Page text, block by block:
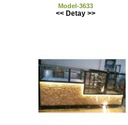
Model-3633
<< Detay >>